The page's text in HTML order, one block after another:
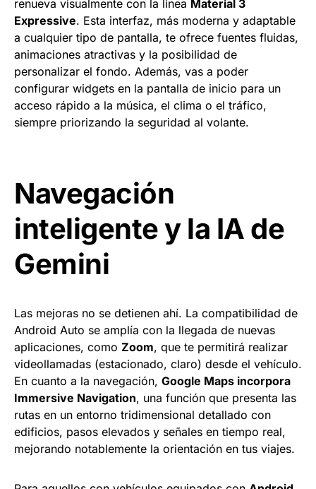
renueva visualmente con la línea Material 3
Expressive. Esta interfaz, más moderna y adaptable
a cualquier tipo de pantalla, te ofrece fuentes fluidas,
animaciones atractivas y la posibilidad de
personalizar el fondo. Además, vas a poder
configurar widgets en la pantalla de inicio para un
acceso rápido a la música, el clima o el tráfico,
siempre priorizando la seguridad al volante.
Navegación
inteligente y la IA de
Gemini
Las mejoras no se detienen ahí. La compatibilidad de
Android Auto se amplía con la llegada de nuevas
aplicaciones, como Zoom, que te permitirá realizar
videollamadas (estacionado, claro) desde el vehículo.
En cuanto a la navegación, Google Maps incorpora
Immersive Navigation, una función que presenta las
rutas en un entorno tridimensional detallado con
edificios, pasos elevados y señales en tiempo real,
mejorando notablemente la orientación en tus viajes.